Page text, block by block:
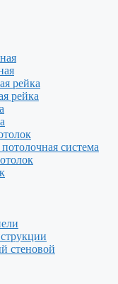
рейка
рейка
система
стеновой